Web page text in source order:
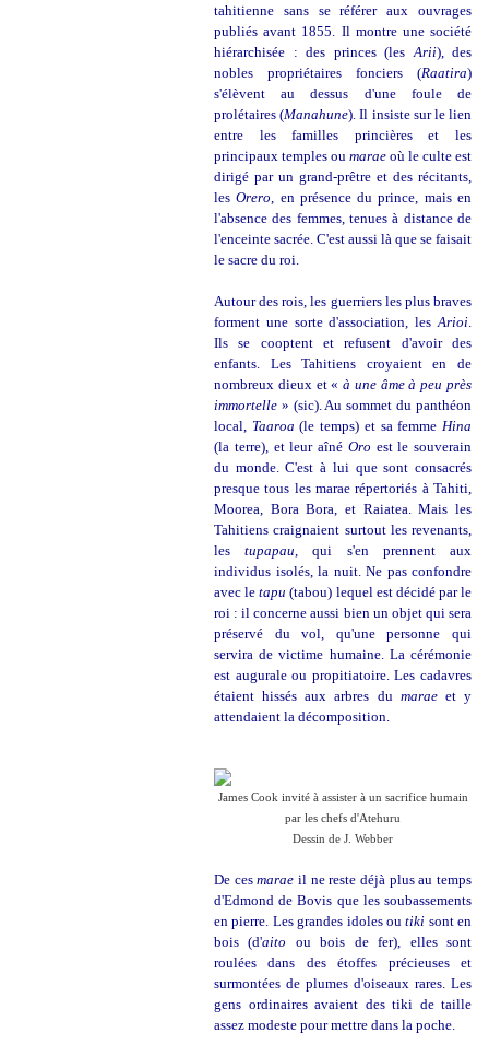
tahitienne sans se référer aux ouvrages
publiés avant 1855. Il montre une société
hiérarchisée : des princes (lesArii), des
nobles propriétaires fonciers (Raatira)
s'élèvent au dessus d'une foule de
prolétaires (Manahune). Il insiste sur le lien
entre les familles princières et les
principaux temples ou marae où le culte est
dirigé par un grand-prêtre et des récitants,
lesOrero, en présence du prince, mais en
l'absence des femmes, tenues à distance de
l'enceinte sacrée. C'est aussi là que se faisait
le sacre du roi.
Autour des rois, les guerriers les plus braves
forment une sorte d'association, lesArioi.
Ils se cooptent et refusent d'avoir des
enfants. Les Tahitiens croyaient en de
nombreux dieux et «à une âme à peu près
immortelle » (sic). Au sommet du panthéon
local, Taaroa (le temps) et sa femmeHina
(la terre), et leur aîné Oro est le souverain
du monde. C'est à lui que sont consacrés
presque tous les marae répertoriés à Tahiti,
Moorea, Bora Bora, et Raiatea. Mais les
Tahitiens craignaient surtout les revenants,
lestupapau, qui s'en prennent aux
individus isolés, la nuit. Ne pas confondre
avec letapu (tabou) lequel est décidé par le
roi : il concerne aussi bien un objet qui sera
préservé du vol, qu'une personne qui
servira de victime humaine. La cérémonie
est augurale ou propitiatoire. Les cadavres
étaient hissés aux arbres du maraeet y
attendaient la décomposition.
James Cook invité à assister à un sacrifice humain
par les chefs d'Atehuru
Dessin de J. Webber
De cesmarae il ne reste déjà plus au temps
d'Edmond de Bovis que les soubassements
en pierre. Les grandes idoles outiki sont en
bois (d'aito ou bois de fer), elles sont
roulées dans des étoffes précieuses et
surmontées de plumes d'oiseaux rares. Les
gens ordinaires avaient des tiki de taille
assez modeste pour mettre dans la poche.